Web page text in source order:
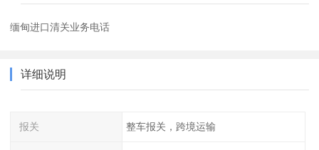
缅甸进口清关业务电话
详细说明
报关 整车报关，跨境运输